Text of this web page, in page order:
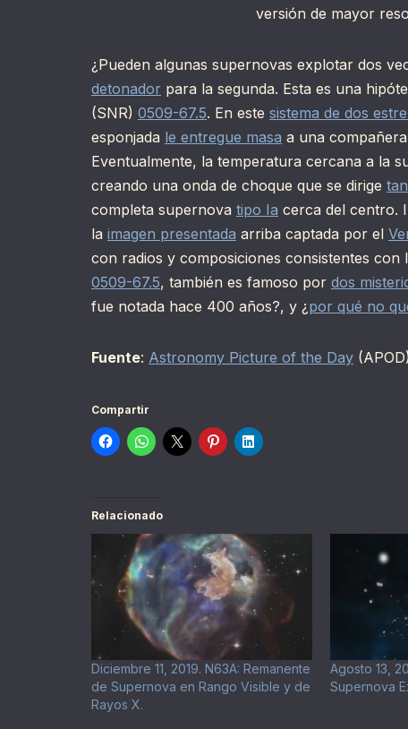
versión de mayor
¿Pueden algunas supernovas explotar dos
detonador para la segunda. Esta es una
(SNR) 0509-67.5. En este sistema de dos
esponjada le entregue masa a una compañera
Eventualmente, la temperatura cercana a la
creando una onda de choque que se dirige
completa supernova tipo Ia cerca del centro.
la imagen presentada arriba captada por el
con radios y composiciones consistentes con
0509-67.5, también es famoso por dos
fue notada hace 400 años?, y ¿por qué no
Fuente: Astronomy Picture of the Day (APOD)
Compartir
Relacionado
Diciembre 11, 2019. N63A: Remanente
de Supernova en Rango Visible y de
Rayos X.
Agosto 13,
Supernova